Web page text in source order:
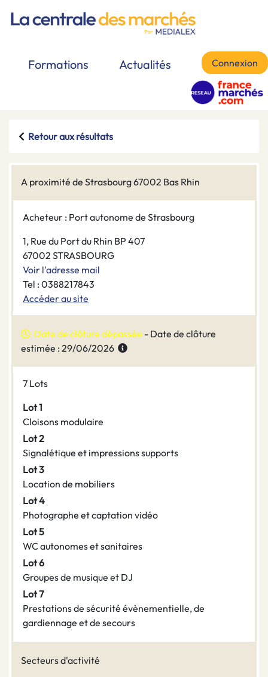
Formations Actualités Connexion
Retour aux résultats
A proximité de Strasbourg 67002 Bas Rhin
Acheteur : Port autonome de Strasbourg
1, Rue du Port du Rhin BP 407
67002 STRASBOURG
Voir l'adresse mail
Tel : 0388217843
Accéder au site
Date de clôture dépassée - Date de clôture
estimée : 29/06/2026
7 Lots
Lot 1
Cloisons modulaire
Lot 2
Signalétique et impressions supports
Lot 3
Location de mobiliers
Lot 4
Photographe et captation vidéo
Lot 5
WC autonomes et sanitaires
Lot 6
Groupes de musique et DJ
Lot 7
Prestations de sécurité évènementielle, de
gardiennage et de secours
Secteurs d'activité